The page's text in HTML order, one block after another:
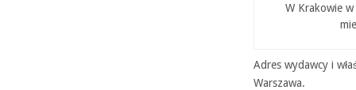
W Krakowie
Adres wydawcy i
Warszawa.